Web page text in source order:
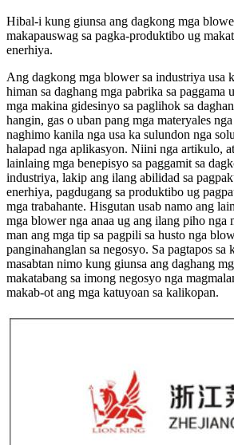
Hibal-i kung giunsa ang dagkong mga
makapauswag sa pagka-produktibo ug
enerhiya.
Ang dagkong mga blower sa industriya usa
himan sa daghang mga pabrika sa paggama
mga makina gidesinyo sa paglihok sa
hangin, gas o uban pang mga materyales
naghimo kanila nga usa ka sulundon nga
halapad nga aplikasyon. Niini nga artikulo,
lainlaing mga benepisyo sa paggamit sa
industriya, lakip ang ilang abilidad sa
enerhiya, pagdugang sa produktibo ug
mga trabahante. Hisgutan usab namo ang
mga blower nga anaa ug ang ilang piho nga
man ang mga tip sa pagpili sa husto nga
panginahanglan sa negosyo. Sa pagtapos
masabtan nimo kung giunsa ang daghang
makatabang sa imong negosyo nga
makab-ot ang mga katuyoan sa kalikopan.